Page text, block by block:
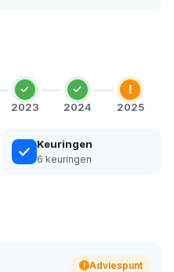
2023 2024
!
2025
Keuringen
6 keuringen
! Adviespunt